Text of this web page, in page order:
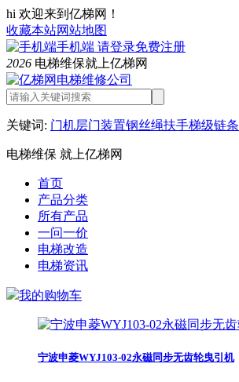
hi 欢迎来到亿梯网！
收藏本站网站地图
手机端 请登录免费注册
2026 电梯维保就上亿梯网
关键词: 门机层门装置钢丝绳扶手梯级链条
电梯维保 就上亿梯网
首页
产品分类
所有产品
一问一价
电梯改造
电梯资讯
我的购物车
宁波申菱WYJ103-02永磁同步无齿轮曳引机